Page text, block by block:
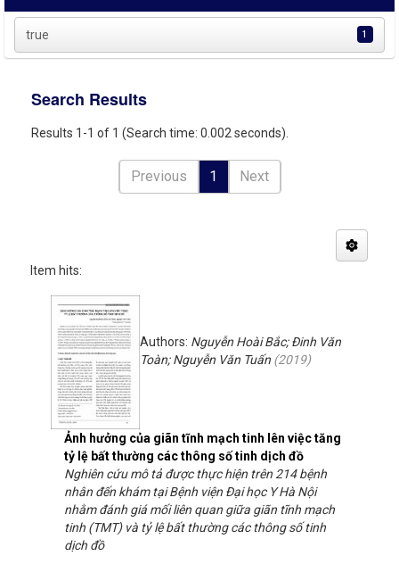
true 1
Search Results
Results 1-1 of 1 (Search time: 0.002 seconds).
Previous 1 Next
Item hits:
Ảnh hưởng của giãn tĩnh mạch tinh lên việc tăng
tỷ lệ bất thường các thông số tinh dịch đồ
Authors: Nguyễn Hoài Bắc; Đinh Văn
Toàn; Nguyễn Văn Tuấn (2019)
Nghiên cứu mô tả được thực hiện trên 214 bệnh
nhân đến khám tại Bệnh viện Đại học Y Hà Nội
nhằm đánh giá mối liên quan giữa giãn tĩnh mạch
tinh (TMT) và tỷ lệ bất thường các thông số tinh
dịch đồ